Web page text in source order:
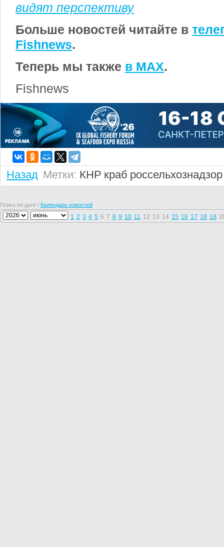
видят перспективу
Больше новостей читайте в
Fishnews.
Теперь мы также в MAX.
Fishnews
Назад Метки: КНР краб россельхознадзор
Поиск по дате / Календарь новостей
1 2 3 4 5 6 7 8 9 10 11 12 13 14 15 16 17 18 19